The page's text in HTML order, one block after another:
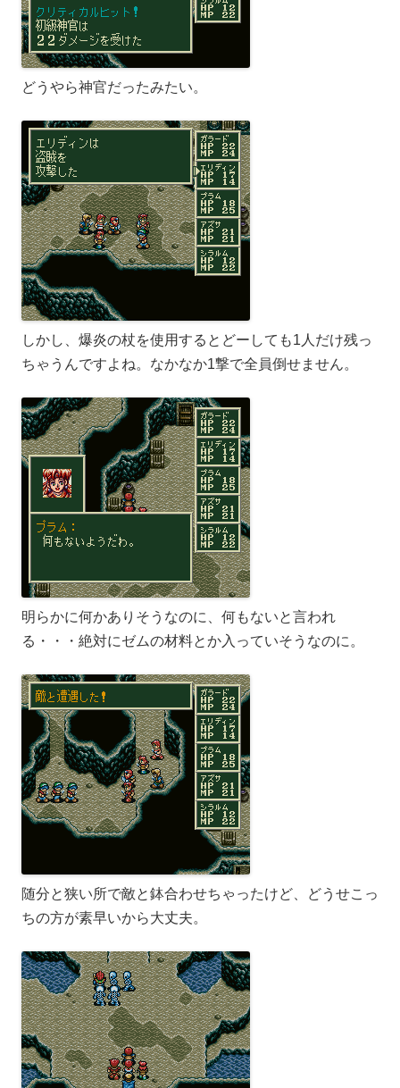
どうやら神官だったみたい。
しかし、爆炎の杖を使用するとどーしても1人だけ残っ
ちゃうんですよね。なかなか1撃で全員倒せません。
明らかに何かありそうなのに、何もないと言われ
る・・・絶対にゼムの材料とか入っていそうなのに。
随分と狭い所で敵と鉢合わせちゃったけど、どうせこっ
ちの方が素早いから大丈夫。